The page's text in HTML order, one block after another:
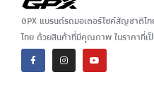
GPX แบรนด์รถมอเตอร์ไซค์สัญชาติ
ไทย ด้วยสินค้าที่มีคุณภาพ ในราคาที่เ